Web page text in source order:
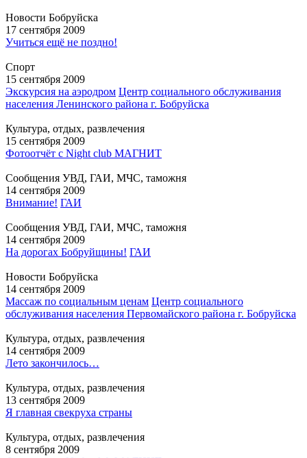
Новости Бобруйска
17 сентября 2009
Учиться ещё не поздно!
Спорт
15 сентября 2009
Экскурсия на аэродром Центр социального обслуживания
населения Ленинского района г. Бобруйска
Культура, отдых, развлечения
15 сентября 2009
Фотоотчёт с Night club МАГНИТ
Сообщения УВД, ГАИ, МЧС, таможня
14 сентября 2009
Внимание! ГАИ
Сообщения УВД, ГАИ, МЧС, таможня
14 сентября 2009
На дорогах Бобруйщины! ГАИ
Новости Бобруйска
14 сентября 2009
Массаж по социальным ценам Центр социального
обслуживания населения Первомайского района г. Бобруйска
Культура, отдых, развлечения
14 сентября 2009
Лето закончилось…
Культура, отдых, развлечения
13 сентября 2009
Я главная свекруха страны
Культура, отдых, развлечения
8 сентября 2009